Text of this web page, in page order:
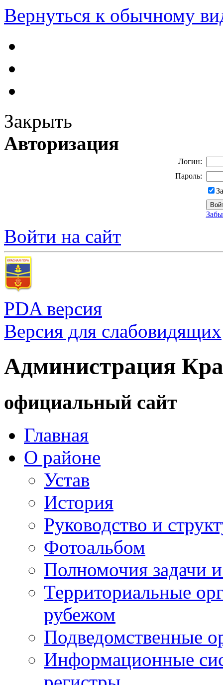
Вернуться к обычному
Закрыть
Авторизация
Логин:
Пароль:
Войти на сайт
PDA версия
Версия для слабовидящих
Администрация
официальный сайт
Главная
О районе
Устав
История
Руководство и
Фотоальбом
Полномочия задачи
Территориальные
рубежом
Подведомственные
Информационные